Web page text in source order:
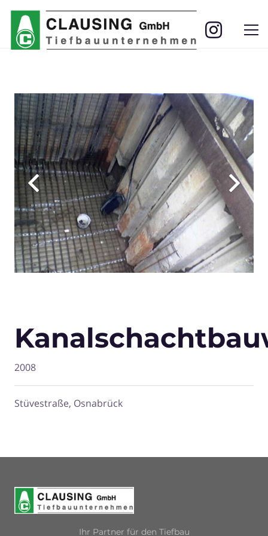
2008
Stüvestraße, Osnabrück
Ihr Partner für den Tiefbau